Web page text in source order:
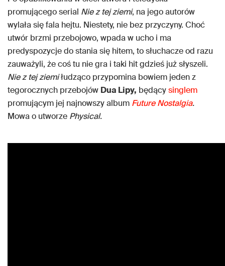
promującego serial Nie z tej ziemi, na jego autorów
wylała się fala hejtu. Niestety, nie bez przyczyny. Choć
utwór brzmi przebojowo, wpada w ucho i ma
predyspozycje do stania się hitem, to słuchacze od razu
zauważyli, że coś tu nie gra i taki hit gdzieś już słyszeli.
Nie z tej ziemiłudząco przypomina bowiem jeden z
tegorocznych przebojów Dua Lipy, będącysinglem
promującym jej najnowszy album Future Nostalgia.
Mowa o utworze Physical.